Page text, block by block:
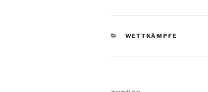
KATEGORIEN
WETTKÄMPFE